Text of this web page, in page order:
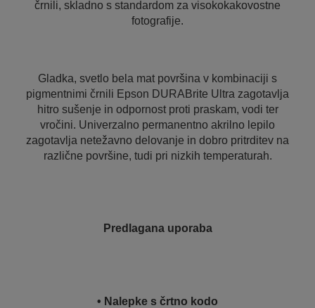
črnili, skladno s standardom za visokokakovostne
fotografije.
Gladka, svetlo bela mat površina v kombinaciji s
pigmentnimi črnili Epson DURABrite Ultra zagotavlja
hitro sušenje in odpornost proti praskam, vodi ter
vročini. Univerzalno permanentno akrilno lepilo
zagotavlja netežavno delovanje in dobro pritrditev na
različne površine, tudi pri nizkih temperaturah.
Predlagana uporaba
• Nalepke s črtno kodo